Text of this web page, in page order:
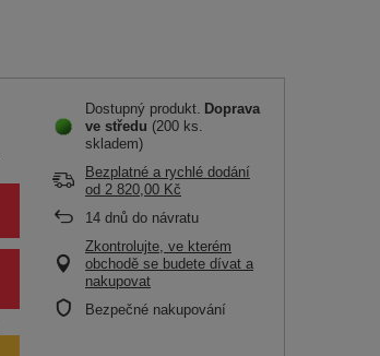
Dostupný produkt Doprava
ve středu (200 ks.
skladem)
Bezplatné a rychlé dodání
od 2 820,00 Kč
14 dnů do návratu
Zkontrolujte, ve kterém
obchodě se budete dívat a
nakupovat
Bezpečné nakupování